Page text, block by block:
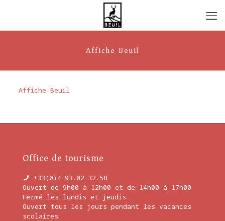
Affiche Beuil
Affiche Beuil
Office de tourisme
+33(0)4.93.02.32.58
Ouvert de 9h00 à 12h00 et de 14h00 à 17h00
Fermé les lundis et jeudis
Ouvert tous les jours pendant les vacances
scolaires